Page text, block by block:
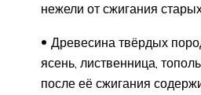
нежели от сжигания
Древесина твёрдых
ясень, лиственница,
после её сжигания